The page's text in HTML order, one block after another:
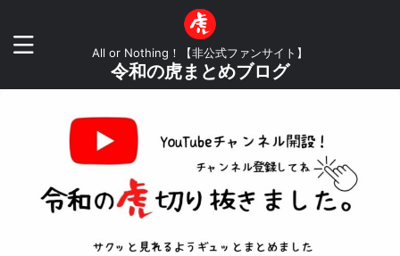
All or Nothing！【非公式ファンサイト】
令和の虎まとめブログ